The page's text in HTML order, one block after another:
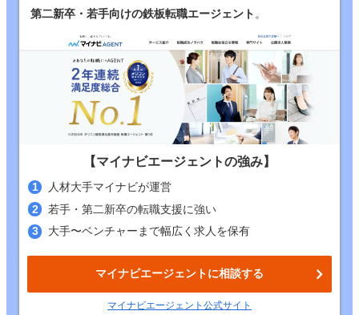
第二新卒・若手向けの鉄板転職エージェント 。
【マイナビエージェントの強み】
人材大手マイナビが運営
若手・第二新卒の転職支援に強い
大手〜ベンチャーまで幅広く求人を保有
マイナビエージェントに相談する
マイナビエージェント 公式サイト